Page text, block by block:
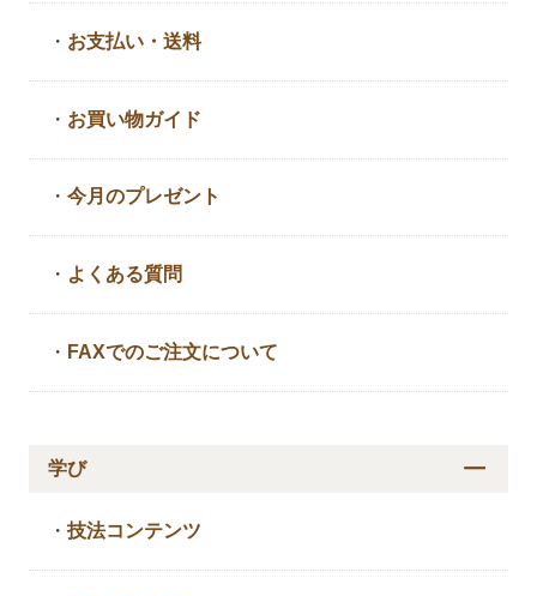
・ お支払い・送料
・ お買い物ガイド
・今月のプレゼント
・ よくある質問
・ FAXでのご注文について
学び
・技法コンテンツ